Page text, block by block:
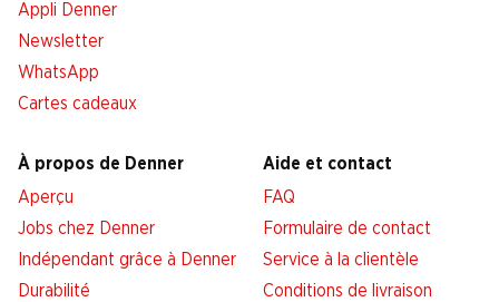
Appli Denner
Newsletter
WhatsApp
Cartes cadeaux
À propos de Denner
Aperçu
Jobs chez Denner
Indépendant grâce à Denner
Durabilité
Aide et contact
FAQ
Formulaire de contact
Service à la clientèle
Conditions de livraison